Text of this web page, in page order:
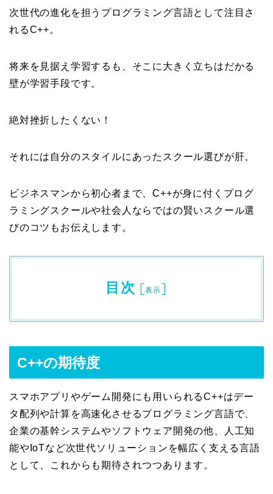
次世代の進化を担うプログラミング言語として注目さ
れるC++。
将来を見据え学習するも、そこに大きく立ちはだかる
壁が学習手段です。
絶対挫折したくない！
それには自分のスタイルにあったスクール選びが肝。
ビジネスマンから初心者まで、C++が身に付くプログ
ラミングスクールや社会人ならではの賢いスクール選
びのコツもお伝えします。
目次 [表示]
C++の期待度
スマホアプリやゲーム開発にも用いられるC++はデー
タ配列や計算を高速化させるプログラミング言語で、
企業の基幹システムやソフトウェア開発の他、人工知
能やIoTなど次世代ソリューションを幅広く支える言語
として、これからも期待されつつあります。